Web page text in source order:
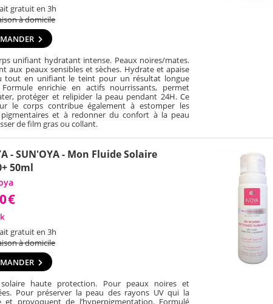
gratuit en 3h
à domicile
unifiant hydratant intense. Peaux noires/mates.
aux peaux sensibles et sèches. Hydrate et apaise
tout en unifiant le teint pour un résultat longue
enrichie en actifs nourrissants, permet
protéger et relipider la peau pendant 24H. Ce
le corps contribue également à estomper les
pigmentaires et à redonner du confort à la peau
de film gras ou collant.
- SUN'OYA - Mon Fluide Solaire
50ml
€
gratuit en 3h
à domicile
solaire haute protection. Pour peaux noires et
Pour préserver la peau des rayons UV qui la
et provoquent de l’hyperpigmentation. Formulé